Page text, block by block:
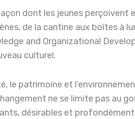
dont les jeunes perçoivent
de la cantine aux boîtes à
and Organizational
culturel.
le patrimoine et
ne se limite pas au
désirables et profondément